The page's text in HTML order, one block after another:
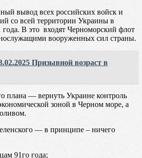
вывод всех российских войск и
со всей территории Украины в
года. В это входят Черноморский флот
вооруженных сил страны.
Призывной возраст в
плана — вернуть Украине контроль
зоной в Черном море, а
— в принципе – ничего
91го года;